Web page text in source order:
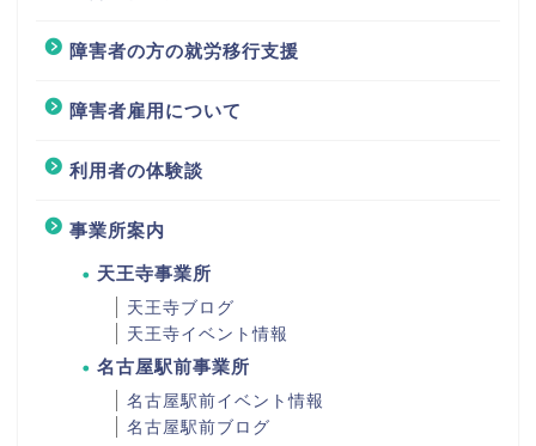
障害者の方の就労移行支援
障害者雇用について
利用者の体験談
事業所案内
天王寺事業所
天王寺ブログ
天王寺イベント情報
名古屋駅前事業所
名古屋駅前イベント情報
名古屋駅前ブログ